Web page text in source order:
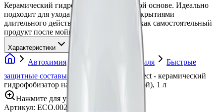
Керамический гидрофобизатор на водной основе. Идеально
подходит для ухода за керамичекими покрытиями
длительного действия. Может работать как самостоятельный
продукт после мойки автомобиля.
Характеристики
Автохимия Воски для автомобиля
Быстрые
защитные составы
Krytex Exterior Protect - керамический
гидрофобизатор на водной основе (ручной), 1 л
Нажмите для увеличения
Артикул: ECO.002.002